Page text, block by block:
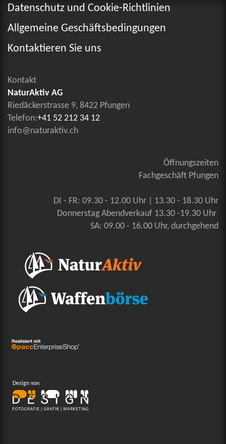
Datenschutz und Cookie-Richtlinien
Allgemeine Geschäftsbedingungen
Kontaktieren Sie uns
Kontakt
NaturAktiv AG
Riedäckerstrasse 9, 8422 Pfungen
Telefon:+41 52 212 34 12
info@naturaktiv.ch
Öffnungszeiten
Fachgeschäft Pfungen
DI - FR: 09.30 - 12.00 Uhr | 13.30 - 18.30 Uhr
Donnerstag Abendverkauf 13.30 -19.30 Uhr
SA: 09.00 - 16.00 Uhr, durchgehend
Design von